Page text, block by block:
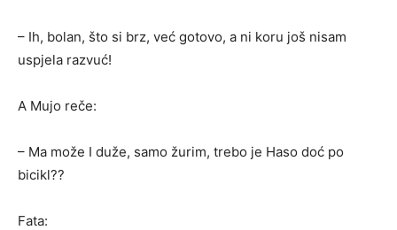
– Ih, bolan, što si brz, već gotovo, a ni koru još nisam
uspjela razvuć!
A Mujo reče:
– Ma može I duže, samo žurim, trebo je Haso doć po
bicikl??
Fata: